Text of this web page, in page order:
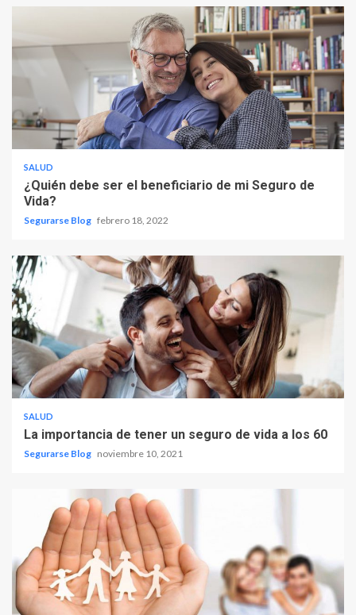
SALUD
¿Quién debe ser el beneficiario de mi Seguro de
Vida?
Segurarse Blog febrero 18, 2022
SALUD
La importancia de tener un seguro de vida a los 60
Segurarse Blog noviembre 10, 2021